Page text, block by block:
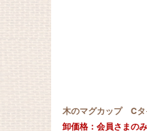
木のマグカップ Cタ
卸価格：会員さまの